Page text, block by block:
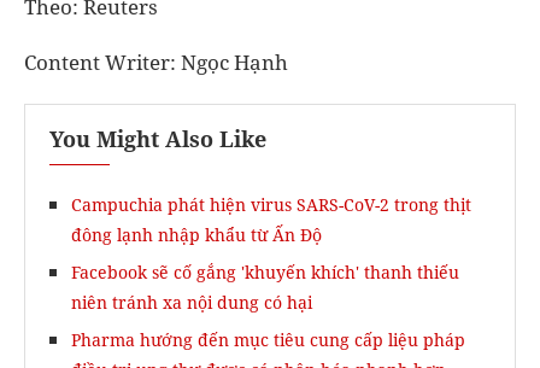
Theo: Reuters
Content Writer: Ngọc Hạnh
You Might Also Like
Campuchia phát hiện virus SARS-CoV-2 trong thịt
đông lạnh nhập khẩu từ Ấn Độ
Facebook sẽ cố gắng 'khuyến khích' thanh thiếu
niên tránh xa nội dung có hại
Pharma hướng đến mục tiêu cung cấp liệu pháp